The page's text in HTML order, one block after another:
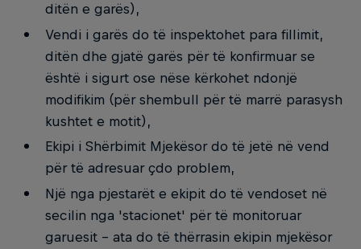
ditën e garës),
Vendi i garës do të inspektohet para fillimit,
ditën dhe gjatë garës për të konfirmuar se
është i sigurt ose nëse kërkohet ndonjë
modifikim (për shembull për të marrë parasysh
kushtet e motit),
Ekipi i Shërbimit Mjekësor do të jetë në vend
për të adresuar çdo problem,
Një nga pjestarët e ekipit do të vendoset në
secilin nga 'stacionet' për të monitoruar
garuesit - ata do të thërrasin ekipin mjekësor